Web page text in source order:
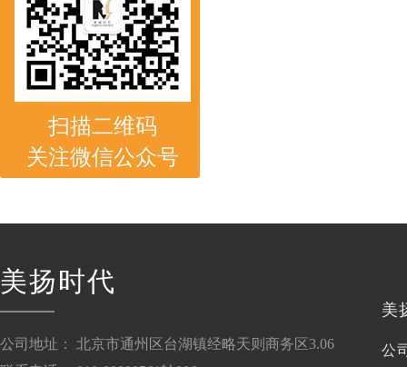
扫描二维码
关注微信公众号
美扬时代
公司地址： 北京市通州区台湖镇经略天则商务区3.06
美
公